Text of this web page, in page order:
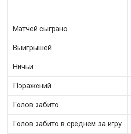
Матчей сыграно
Выигрышей
Ничьи
Поражений
Голов забито
Голов забито в среднем за игру